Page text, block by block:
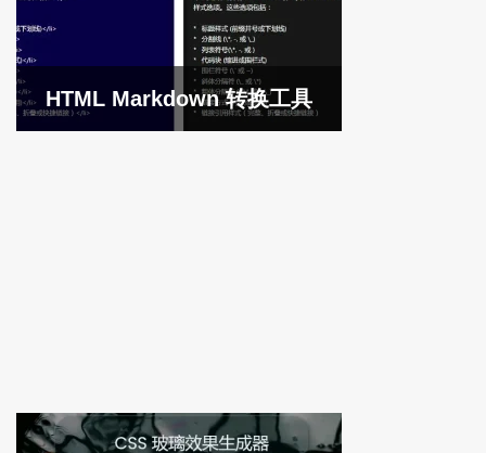
HTML Markdown 转换工具